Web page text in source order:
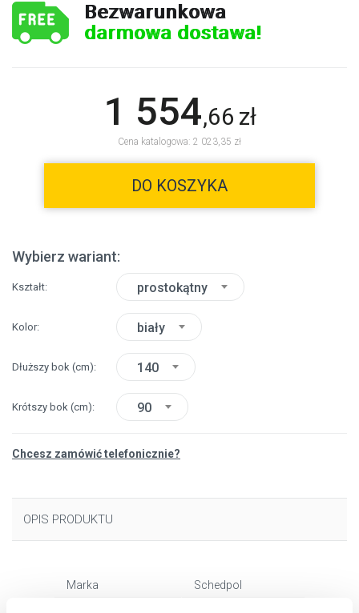
Bezwarunkowa
darmowa dostawa!
1 554,66 zł
Cena katalogowa: 2 023,35 zł
DO KOSZYKA
Wybierz wariant:
Kształt prostokątny
Kolor biały
Dłuższy bok (cm) 140
Krótszy bok (cm) 90
Chcesz zamówić telefonicznie?
OPIS PRODUKTU
Marka
Schedpol